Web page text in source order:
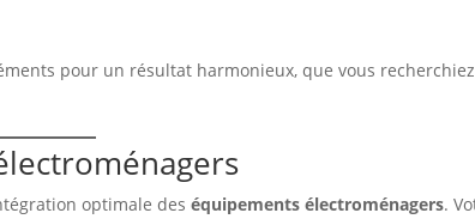
pour un résultat harmonieux, que vous recherchiez
optimale deséquipements électroménagers.